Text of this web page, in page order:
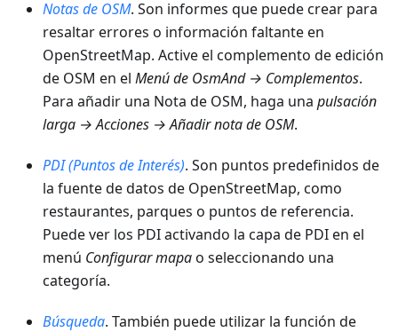
Notas de OSM. Son informes que puede crear para
resaltar errores o información faltante en
OpenStreetMap. Active el complemento de edición
de OSM en el Menú de OsmAnd → Complementos.
Para añadir una Nota de OSM, haga una pulsación
larga → Acciones → Añadir nota de OSM.
PDI (Puntos de Interés). Son puntos predefinidos de
la fuente de datos de OpenStreetMap, como
restaurantes, parques o puntos de referencia.
Puede ver los PDI activando la capa de PDI en el
menú Configurar mapao seleccionando una
categoría.
Búsqueda. También puede utilizar la función de